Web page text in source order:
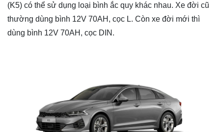
(K5) có thể sử dụng loại bình ắc quy khác nhau. Xe đời cũ
thường dùng bình 12V 70AH, cọc L. Còn xe đời mới thì
dùng bình 12V 70AH, cọc DIN.